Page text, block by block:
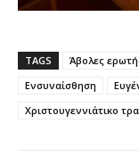
TAGS Άβολες
Ενσυναίσθηση
Χριστουγεννιάτικο